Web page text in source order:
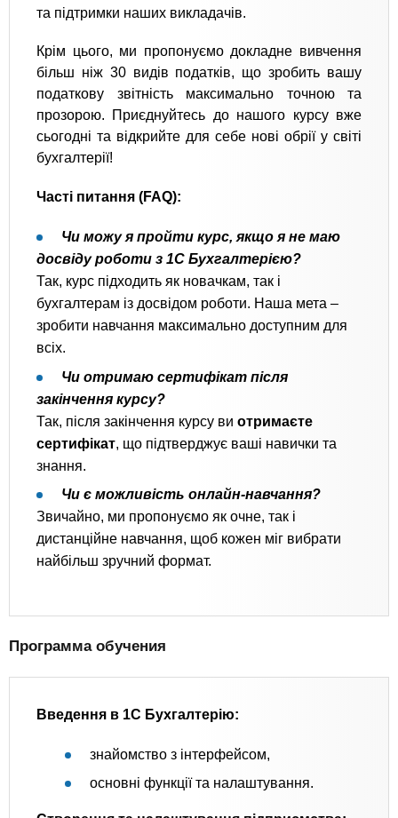
та підтримки наших викладачів.
Крім цього, ми пропонуємо докладне вивчення
більш ніж 30 видів податків, що зробить вашу
податкову звітність максимально точною та
прозорою. Приєднуйтесь до нашого курсу вже
сьогодні та відкрийте для себе нові обрії у світі
бухгалтерії!
Часті питання (FAQ):
Чи можу я пройти курс, якщо я не маю
досвіду роботи з 1С Бухгалтерією?
Так, курс підходить як новачкам, так і
бухгалтерам із досвідом роботи. Наша мета –
зробити навчання максимально доступним для
всіх.
Чи отримаю сертифікат після
закінчення курсу?
Так, після закінчення курсу ви отримаєте
сертифікат, що підтверджує ваші навички та
знання.
Чи є можливість онлайн-навчання?
Звичайно, ми пропонуємо як очне, так і
дистанційне навчання, щоб кожен міг вибрати
найбільш зручний формат.
Программа обучения
Введення в 1С Бухгалтерію:
знайомство з інтерфейсом,
основні функції та налаштування.